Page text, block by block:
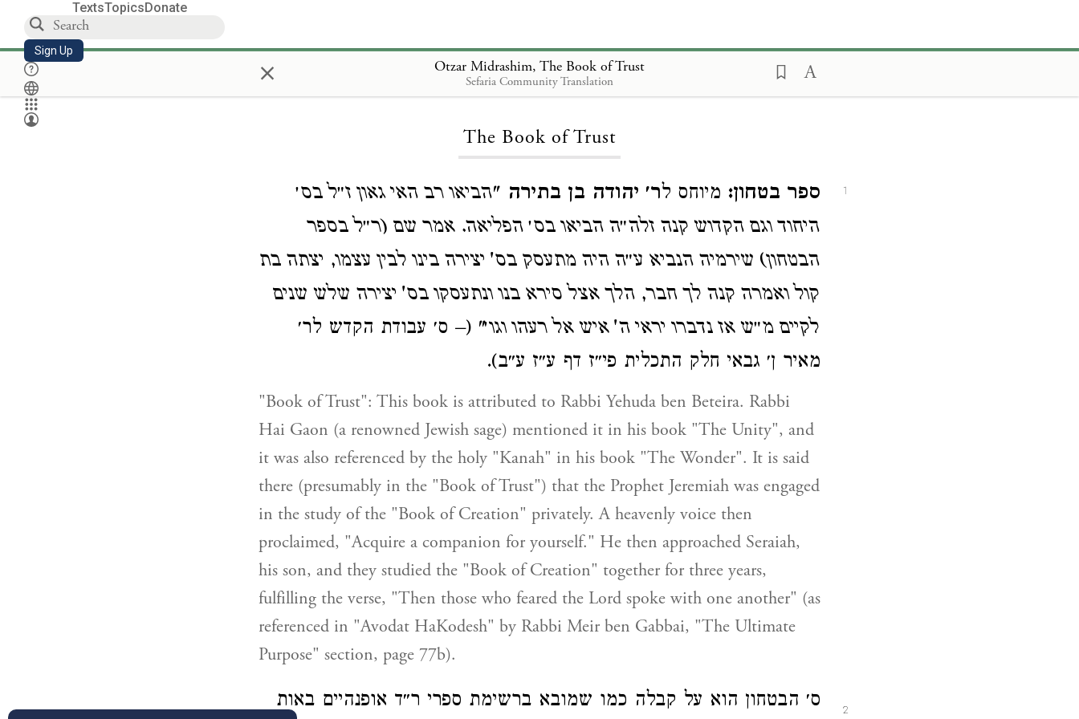
TextsTopicsDonate
Sign Up × Otzar Midrashim, The Book of Trust
Sefaria Community Translation
Loading...
The Book of Trust
1 ספר בטחון: מיוחס לר׳ יהודה בן בתירה "הביאו רב האי גאון ז״ל בס׳
היחוד וגם הקדוש קנה זלה״ה הביאו בס׳ הפליאה. אמר שם (ר״ל בספר
הבטחון) שירמיה הנביא ע״ה היה מתעסק בס' יצירה בינו לבין עצמו, יצתה בת
קול ואמרה קנה לך חבר, הלך אצל סירא בנו ונתעסקו בס' יצירה שלש שנים
לקיים מ״ש אז נדברו יראי ה' איש אל רעהו וגו׳" (– ס׳ עבודת הקדש לר׳
מאיר ן׳ גבאי חלק התכלית פי״ז דף ע״ז ע״ב).
"Book of Trust": This book is attributed to Rabbi Yehuda ben Beteira. Rabbi
Hai Gaon (a renowned Jewish sage) mentioned it in his book "The Unity", and
it was also referenced by the holy "Kanah" in his book "The Wonder". It is said
there (presumably in the "Book of Trust") that the Prophet Jeremiah was engaged
in the study of the "Book of Creation" privately. A heavenly voice then
proclaimed, "Acquire a companion for yourself." He then approached Seraiah,
his son, and they studied the "Book of Creation" together for three years,
fulfilling the verse, "Then those who feared the Lord spoke with one another" (as
referenced in "Avodat HaKodesh" by Rabbi Meir ben Gabbai, "The Ultimate
Purpose" section, page 77b).
2 ס׳ הבטחון הוא על קבלה כמו שמובא ברשימת ספרי ר״ד אופנהיים באות